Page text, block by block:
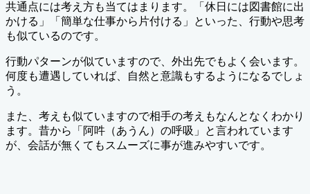
共通点には考え方も当てはまります。「休日には図書館に出
かける」「簡単な仕事から片付ける」といった、行動や思考
も似ているのです。
行動パターンが似ていますので、外出先でもよく会います。
何度も遭遇していれば、自然と意識もするようになるでしょ
う。
また、考えも似ていますので相手の考えもなんとなくわかり
ます。昔から「阿吽（あうん）の呼吸」と言われています
が、会話が無くてもスムーズに事が進みやすいです。